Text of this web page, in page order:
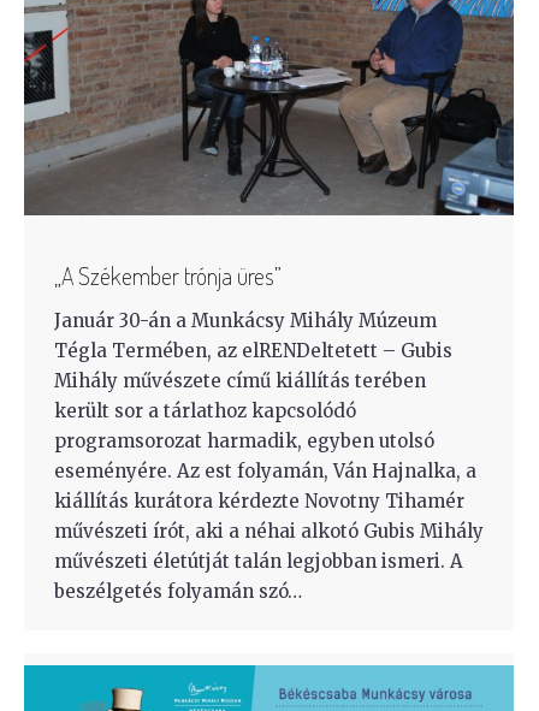
„A Székember trónja üres”
Január 30-án a Munkácsy Mihály Múzeum
Tégla Termében, az elRENDeltetett – Gubis
Mihály művészete című kiállítás terében
került sor a tárlathoz kapcsolódó
programsorozat harmadik, egyben utolsó
eseményére. Az est folyamán, Ván Hajnalka, a
kiállítás kurátora kérdezte Novotny Tihamér
művészeti írót, aki a néhai alkotó Gubis Mihály
művészeti életútját talán legjobban ismeri. A
beszélgetés folyamán szó…